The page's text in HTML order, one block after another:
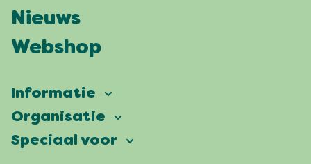
Nieuws
Webshop
Informatie
Vierdaagsefeesten
Veelgestelde vragen
Organisatie
Onze ambitie
Speciaal voor